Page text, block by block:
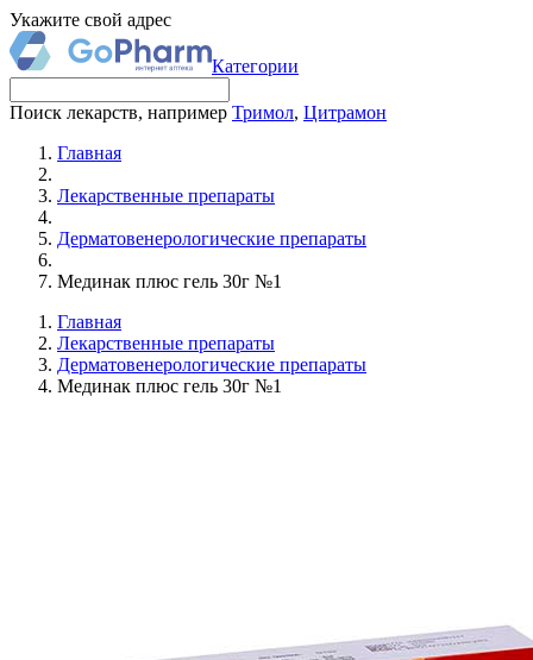
Укажите свой адрес
Категории
Поиск лекарств, например Тримол, Цитрамон
Главная
Лекарственные препараты
Дерматовенерологические препараты
Мединак плюс гель 30г №1
Главная
Лекарственные препараты
Дерматовенерологические препараты
Мединак плюс гель 30г №1